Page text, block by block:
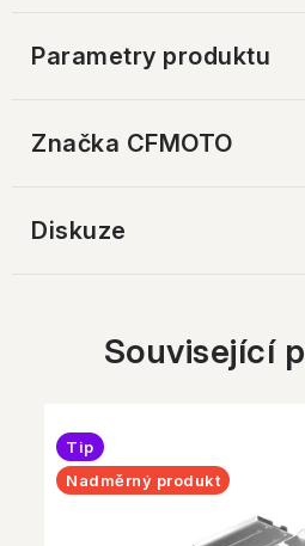
Parametry produktu
Značka CFMOTO
Diskuze
Související
Tip
Nadměrný produkt